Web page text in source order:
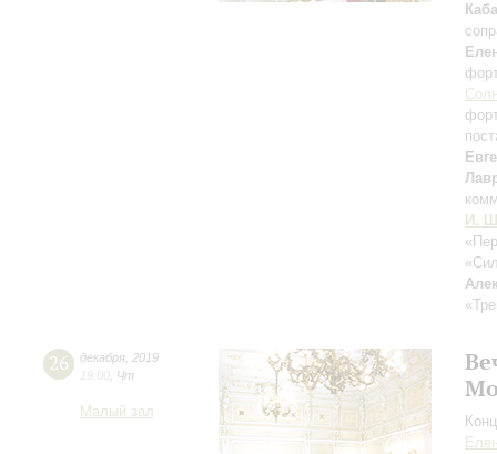
И.
26 декабря 2019
19:00 Чт
Малый зал